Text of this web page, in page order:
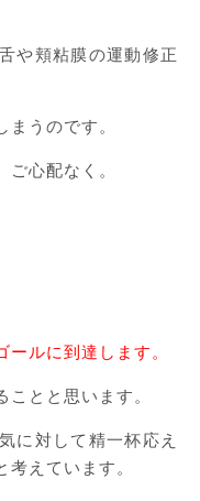
や頬粘膜の運動修正
うのです。
心配なく。
ルに到達します。
とと思います。
に対して精一杯応え
えています。